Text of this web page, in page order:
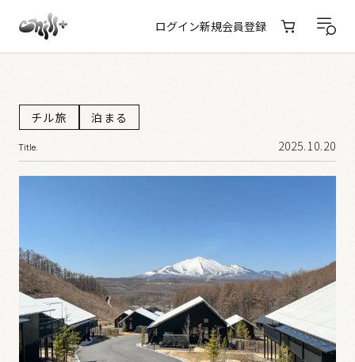
ログイン新規会員登録
チル旅 泊まる
Title. 2025.10.20